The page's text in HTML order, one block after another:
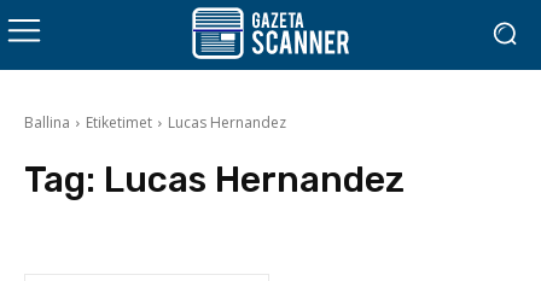
Ballina Etiketimet Lucas Hernandez
Tag: Lucas Hernandez